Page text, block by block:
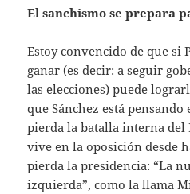
El sanchismo se prepara
Estoy convencido de que si
ganar (es decir: a seguir
las elecciones) puede
que Sánchez está
pierda la batalla interna del
vive en la oposición desde
pierda la presidencia: “La
izquierda”, como la llama